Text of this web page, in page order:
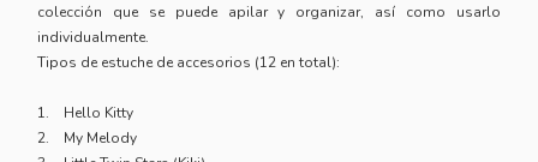
colección que se puede apilar y organizar, así como usarlo
individualmente.
Tipos de estuche de accesorios (12 en total):
1. Hello Kitty
2. My Melody